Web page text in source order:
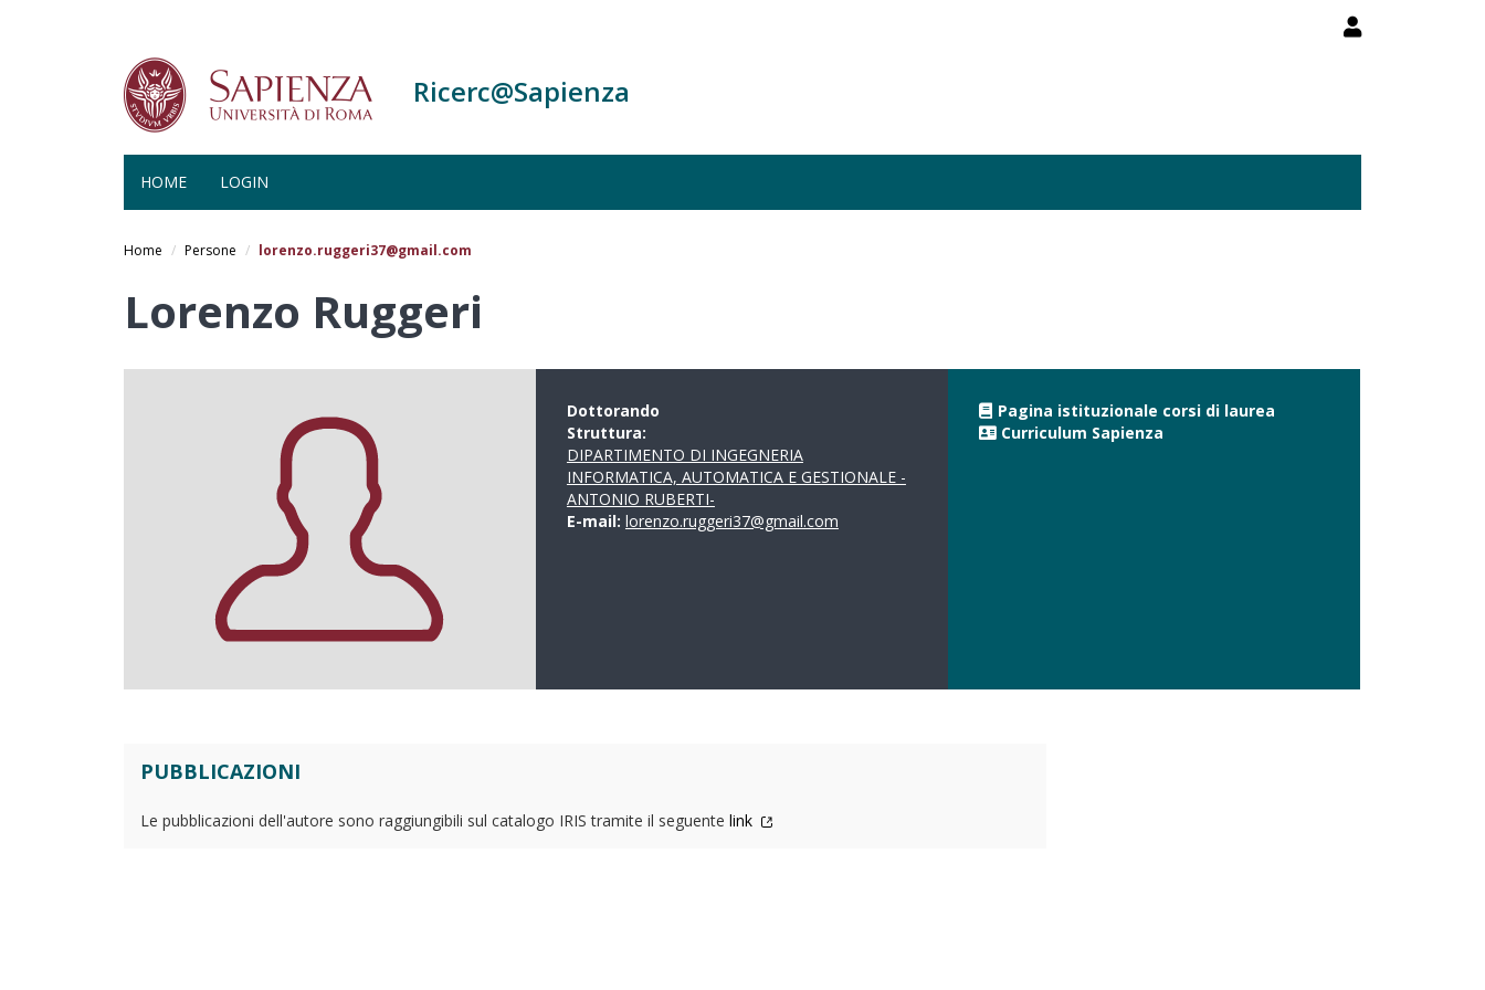
Ricerc@Sapienza
HOME LOGIN
Home Persone lorenzo.ruggeri37@gmail.com
Lorenzo Ruggeri
Dottorando
Struttura:
DIPARTIMENTO DI INGEGNERIA
INFORMATICA, AUTOMATICA E GESTIONALE -
ANTONIO RUBERTI-
E-mail: lorenzo.ruggeri37@gmail.com
Pagina istituzionale corsi di laurea
Curriculum Sapienza
PUBBLICAZIONI
Le pubblicazioni dell'autore sono raggiungibili sul catalogo IRIS tramite il seguente link